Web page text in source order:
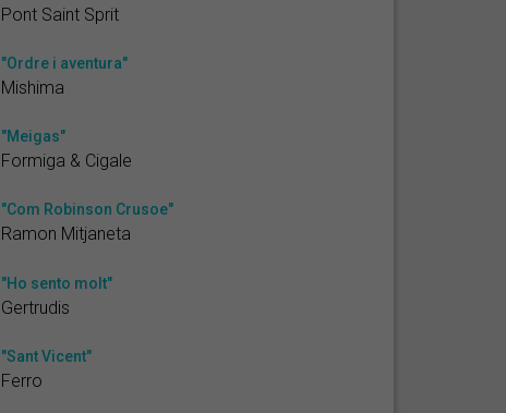
Pont Saint Sprit
"Ordre i aventura"
Mishima
"Meigas"
Formiga & Cigale
"Com Robinson Crusoe"
Ramon Mitjaneta
"Ho sento molt"
Gertrudis
"Sant Vicent"
Ferro